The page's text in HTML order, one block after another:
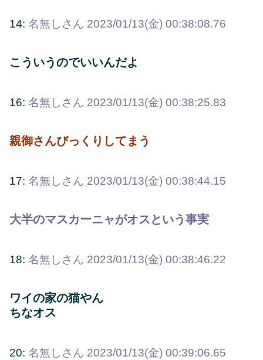
14: 名無しさん 2023/01/13(金) 00:38:08.76
こういうのでいいんだよ
16: 名無しさん 2023/01/13(金) 00:38:25.83
親御さんびっくりしてまう
17: 名無しさん 2023/01/13(金) 00:38:44.15
大半のマスカーニャがオスという事実
18: 名無しさん 2023/01/13(金) 00:38:46.22
ワイの家の猫やん
ちなオス
20: 名無しさん 2023/01/13(金) 00:39:06.65